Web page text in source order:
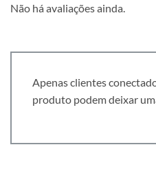
Não há avaliações ainda.
Apenas clientes
produto podem deixar